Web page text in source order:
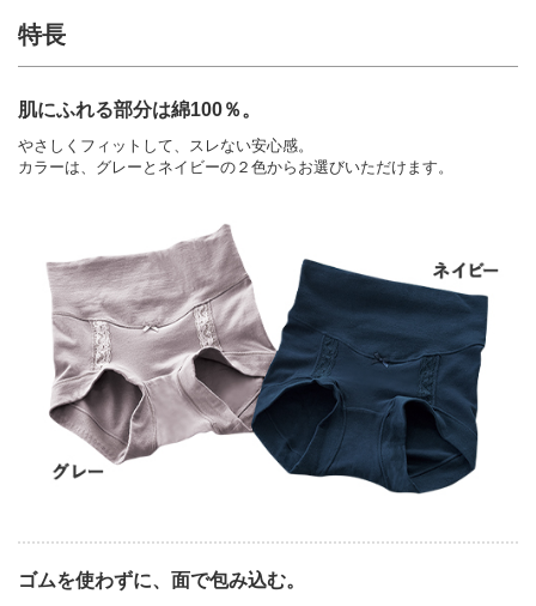
特長
肌にふれる部分は綿100％。
やさしくフィットして、スレない安心感。
カラーは、グレーとネイビーの２色からお選びいただけます。
ゴムを使わずに、面で包み込む。